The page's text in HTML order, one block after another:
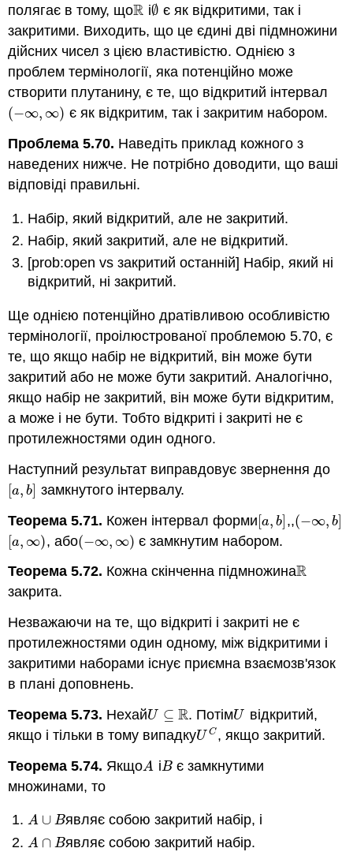
полягає в тому, щоR
R і∅
∅є як відкритими, так і
закритими. Виходить, що це єдині дві підмножини
дійсних чисел з цією властивістю. Однією з
проблем термінології, яка потенційно може
створити плутанину, є те, що відкритий інтервал
(−∞, ∞)
(−∞,∞)
є як відкритим, так і закритим набором.
Проблема 5.70. Наведіть приклад кожного з
наведених нижче. Не потрібно доводити, що ваші
відповіді правильні.
Набір, який відкритий, але не закритий.
Набір, який закритий, але не відкритий.
[prob:open vs закритий останній] Набір, який ні
відкритий, ні закритий.
Ще однією потенційно дратівливою особливістю
термінології, проілюстрованої проблемою 5.70, є
те, що якщо набір не відкритий, він може бути
закритий або не може бути закритий. Аналогічно,
якщо набір не закритий, він може бути відкритим,
а може і не бути. Тобто відкриті і закриті не є
протилежностями один одного.
Наступний результат виправдовує звернення до
[a, b]
[a, b] замкнутого інтервалу.
Теорема 5.71. Кожен інтервал форми[a, b]
[a, b] ,,(−∞, b]
(−∞,b ]
[a, ∞)
[a, ∞) , або(−∞, ∞)
(−∞,∞ )
є замкнутим набором.
Теорема 5.72. Кожна скінченна підмножинаR
R
закрита.
Незважаючи на те, що відкриті і закриті не є
протилежностями один одному, між відкритими і
закритими наборами існує приємна взаємозв'язок
в плані доповнень.
Теорема 5.73. НехайU ⊆ R
U⊆R . ПотімU
U відкритий,
якщо і тільки в тому випадкуU C
UC, якщо закритий.
Теорема 5.74. ЯкщоA
A іB
B є замкнутими
множинами, то
A ∪ B
A∪B являє собою закритий набір, і
A ∩ B
A∩B являє собою закритий набір.